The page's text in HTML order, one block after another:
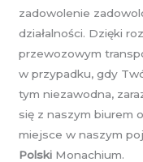
zadowolenie
działalności. Dzięki
przewozowym
w przypadku, gdy
tym niezawodna,
się z naszym biurem
miejsce w naszym
Polski Monachium.